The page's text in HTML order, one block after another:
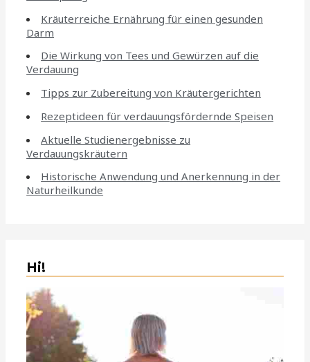
Kräuterreiche Ernährung für einen gesunden
Darm
Die Wirkung von Tees und Gewürzen auf die
Verdauung
Tipps zur Zubereitung von Kräutergerichten
Rezeptideen für verdauungsfördernde Speisen
Aktuelle Studienergebnisse zu
Verdauungskräutern
Historische Anwendung und Anerkennung in der
Naturheilkunde
Hi!